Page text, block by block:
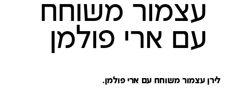
עצמור משוחח
עם ארי פולמן
לירן עצמור משוחח עם ארי פולמן.